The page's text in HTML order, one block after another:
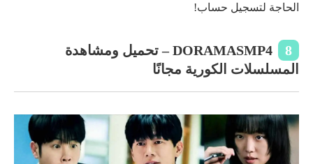
الحاجة لتسجيل حساب!
8
DORAMASMP4 – تحميل ومشاهدة
المسلسلات الكورية مجانًا